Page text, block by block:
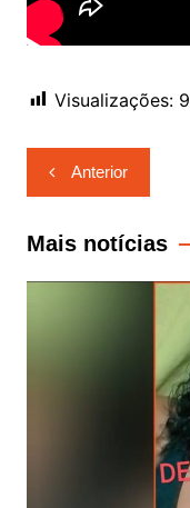
Visualizações:
Navegação
de
Post
Anterior
Mais notícias